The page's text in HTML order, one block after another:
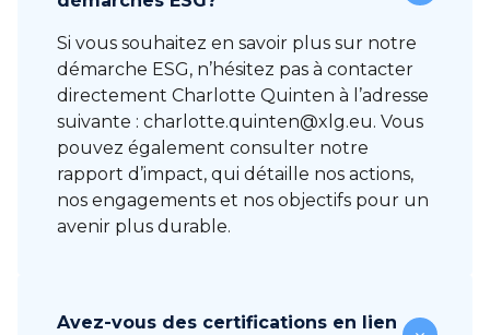
Si vous souhaitez en savoir plus sur notre
démarche ESG, n’hésitez pas à contacter
directement Charlotte Quinten à l’adresse
suivante : charlotte.quinten@xlg.eu. Vous
pouvez également consulter notre
rapport d’impact, qui détaille nos actions,
nos engagements et nos objectifs pour un
avenir plus durable.
Avez-vous des certifications en lien